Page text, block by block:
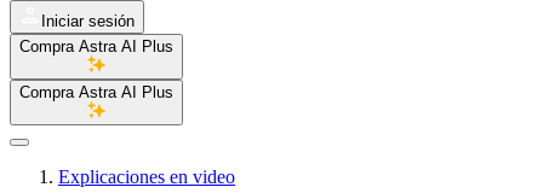
Iniciar sesión
Compra Astra AI Plus
Compra Astra AI Plus
Explicaciones en video